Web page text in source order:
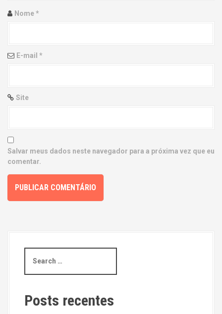
oNome*
E-mail *
Site
Salvar meus dados neste navegador para a próxima vez que eu
comentar.
a
c
h
Posts recentes